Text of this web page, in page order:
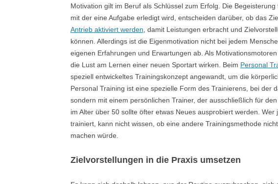
Motivation gilt im Beruf als Schlüssel zum Erfolg. Die
mit der eine Aufgabe erledigt wird, entscheiden darüber, ob das
Antrieb aktiviert werden , damit Leistungen erbracht und
können. Allerdings ist die Eigenmotivation nicht bei jedem
eigenen Erfahrungen und Erwartungen ab. Als
die Lust am Lernen einer neuen Sportart wirken. Beim Personal
speziell entwickeltes Trainingskonzept angewandt, um die
Personal Training ist eine spezielle Form des Trainierens, bei der
sondern mit einem persönlichen Trainer, der ausschließlich für
im Alter über 50 sollte öfter etwas Neues ausprobiert werden.
trainiert, kann nicht wissen, ob eine andere Trainingsmethode
machen würde.
Zielvorstellungen in die Praxis umsetzen